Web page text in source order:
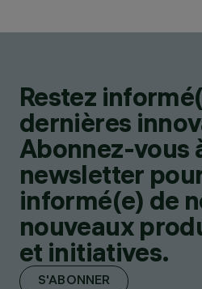
Restez
dernières
Abonnez-vous
newsletter
informé(e) de
nouveaux
et initiatives.
S'ABONNER